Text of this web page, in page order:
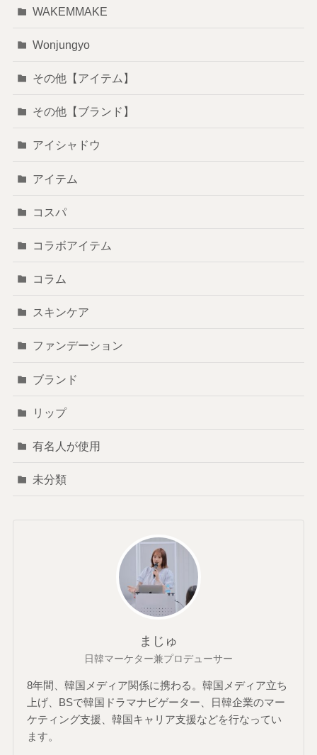
WAKEMMAKE
Wonjungyo
その他【アイテム】
その他【ブランド】
アイシャドウ
アイテム
コスパ
コラボアイテム
コラム
スキンケア
ファンデーション
ブランド
リップ
有名人が使用
未分類
まじゅ
日韓マーケター兼プロデューサー
8年間、韓国メディア関係に携わる。韓国メディア立ち
上げ、BSで韓国ドラマナビゲーター、日韓企業のマー
ケティング支援、韓国キャリア支援などを行なってい
ます。